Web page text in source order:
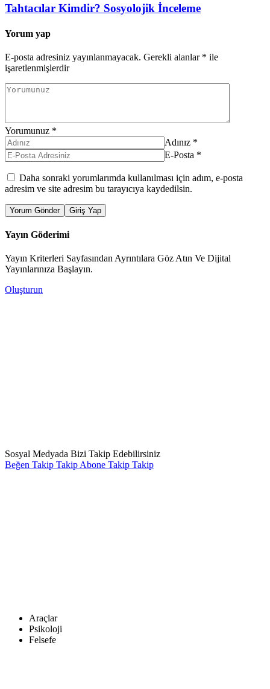
Tahtacılar Kimdir? Sosyolojik İnceleme
Yorum yap
E-posta adresiniz yayınlanmayacak. Gerekli alanlar * ile
işaretlenmişlerdir
Yorumunuz *
Adınız *
E-Posta *
Daha sonraki yorumlarımda kullanılması için adım, e-posta
adresim ve site adresim bu tarayıcıya kaydedilsin.
Yorum Gönder Giriş Yap
Yayın Göderimi
Yayın Kriterleri Sayfasından Ayrıntılara Göz Atın Ve Dijital
Yayınlarınıza Başlayın.
Oluşturun
Sosyal Medyada Bizi Takip Edebilirsiniz
Beğen Takip Takip Abone Takip Takip
Araçlar
Psikoloji
Felsefe